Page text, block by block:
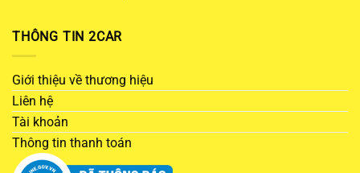
THÔNG TIN 2CAR
Giới thiệu về thương hiệu
Liên hệ
Tài khoản
Thông tin thanh toán